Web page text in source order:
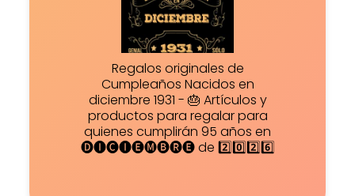
Regalos originales de
Cumpleaños Nacidos en
diciembre 1931 - 🎂 Artículos y
productos para regalar para
quienes cumplirán 95 años en
🅓🅘🅒🅘🅔🅜🅑🅡🅔 de 2️⃣0️⃣2️⃣6️⃣